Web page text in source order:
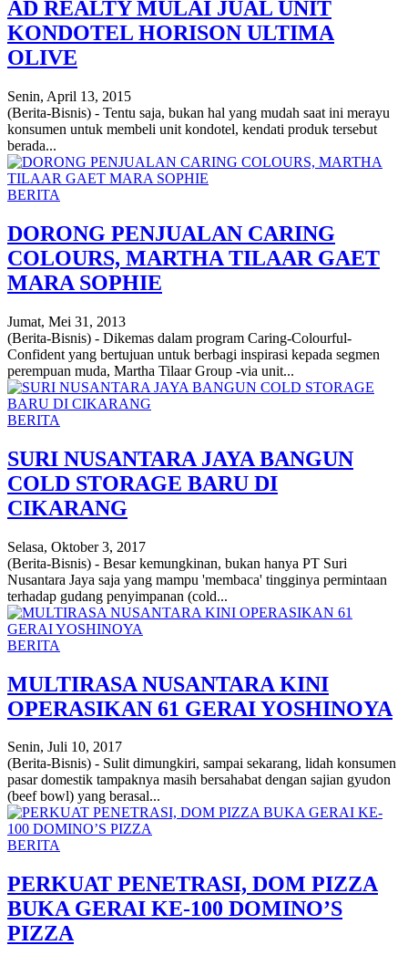
AD REALTY MULAI JUAL UNIT
KONDOTEL HORISON ULTIMA
OLIVE
Senin, April 13, 2015
(Berita-Bisnis) - Tentu saja, bukan hal yang mudah saat ini merayu
konsumen untuk membeli unit kondotel, kendati produk tersebut
berada...
BERITA
DORONG PENJUALAN CARING
COLOURS, MARTHA TILAAR GAET
MARA SOPHIE
Jumat, Mei 31, 2013
(Berita-Bisnis) - Dikemas dalam program Caring-Colourful-
Confident yang bertujuan untuk berbagi inspirasi kepada segmen
perempuan muda, Martha Tilaar Group -via unit...
BERITA
SURI NUSANTARA JAYA BANGUN
COLD STORAGE BARU DI
CIKARANG
Selasa, Oktober 3, 2017
(Berita-Bisnis) - Besar kemungkinan, bukan hanya PT Suri
Nusantara Jaya saja yang mampu 'membaca' tingginya permintaan
terhadap gudang penyimpanan (cold...
BERITA
MULTIRASA NUSANTARA KINI
OPERASIKAN 61 GERAI YOSHINOYA
Senin, Juli 10, 2017
(Berita-Bisnis) - Sulit dimungkiri, sampai sekarang, lidah konsumen
pasar domestik tampaknya masih bersahabat dengan sajian gyudon
(beef bowl) yang berasal...
BERITA
PERKUAT PENETRASI, DOM PIZZA
BUKA GERAI KE-100 DOMINO’S
PIZZA